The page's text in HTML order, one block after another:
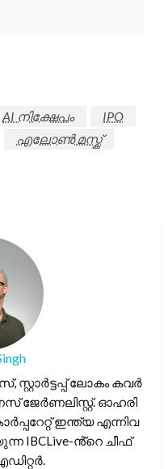
AI നിക്ഷേപം
IPO
എലോൺ മസ്ക്
ലോകം കവർ
ജേർണലിസ്റ്റ്. ഓഹരി
ഇന്ത്യ എന്നിവ
IBCLive-ൻ്റെ ചീഫ്